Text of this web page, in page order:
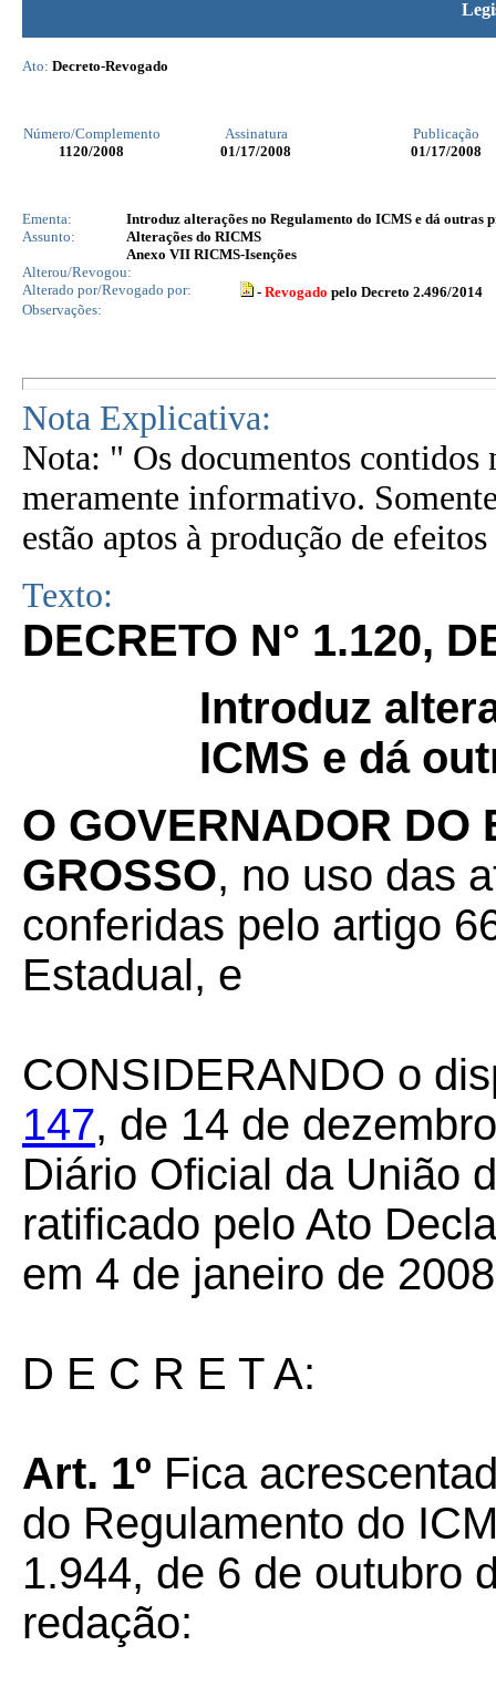
Ato: Decreto-Revogado
Número/Complemento Assinatura
Publicação
1120/2008 01/17/2008 01/17/2008
Ementa:
Introduz alterações no Regulamento do ICMS e dá outras
Assunto:
Alterações do RICMS
Anexo VII RICMS-Isenções
Alterou/Revogou:
Alterado por/Revogado por:
- Revogado pelo Decreto 2.496/2014
Observações:
Nota Explicativa:
Nota: " Os documentos contidos
meramente informativo.
estão aptos à produção de
Texto:
DECRETO N° 1.120,
Introduz
ICMS e dá
O GOVERNADOR DO
GROSSO, no uso das
conferidas pelo artigo
Estadual, e
CONSIDERANDO o
147, de 14 de
Diário Oficial da União
ratificado pelo Ato
em 4 de janeiro de
D E C R E T A:
Art. 1º Fica
do Regulamento do
1.944, de 6 de outubro
redação: